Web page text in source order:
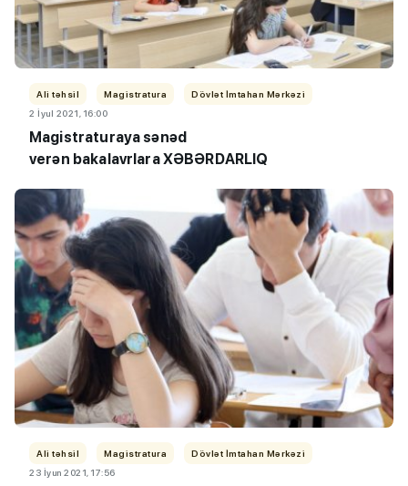
Ali təhsil Magistratura
Dövlət İmtahan Mərkəzi
2 İyul 2021, 16:00
Magistraturaya sənəd
verən bakalavrlara XƏBƏRDARLIQ
Ali təhsil Magistratura
Dövlət İmtahan Mərkəzi
23 İyun 2021, 17:56